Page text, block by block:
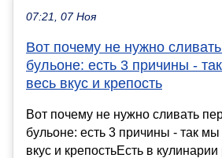
07:21, 07 Ноя
Вот почему не нужно
бульоне: есть 3 причины -
весь вкус и крепость
Вот почему не нужно сливать
бульоне: есть 3 причины - так
вкус и крепостьЕсть в